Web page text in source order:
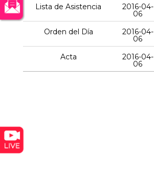
Lista de Asistencia
2016-04-
06
Orden del Día
2016-04-
06
Acta
2016-04-
06